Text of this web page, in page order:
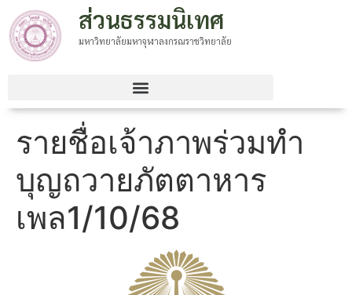
ส่วนธรรมนิเทศ
มหาวิทยาลัยมหาจุฬาลงกรณราชวิทยาลัย
รายชื่อเจ้าภาพร่วมทํา
บุญถวายภัตตาหาร
เพล1/10/68